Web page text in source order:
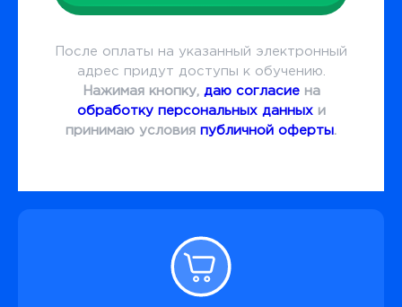
После оплаты на указанный электронный
адрес придут доступы к обучению.
Нажимая кнопку, даю согласиена
обработку персональных данныхи
принимаю условия публичной оферты.